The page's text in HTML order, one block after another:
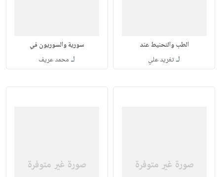
الطب والتحنيط عند
لـتغريد علي
سورية والسوريون في
لـ محمد عريف